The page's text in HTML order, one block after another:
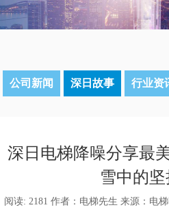
公司新闻 深日故事 行业资
深日电梯降噪分享最
雪中的
阅读: 2181 作者：电梯先生 来源：电